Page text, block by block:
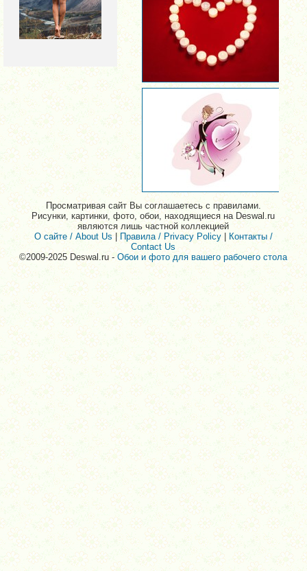
Просматривая сайт Вы соглашаетесь с правилами.
Рисунки, картинки, фото, обои, находящиеся на Deswal.ru
являются лишь частной коллекцией
О сайте / About Us|Правила / Privacy Policy
Контакты /
Contact Us
©2009-2025 Deswal.ru -Обои и фото для вашего рабочего стола